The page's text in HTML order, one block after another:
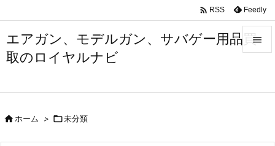
エアガン、モデルガン、サバゲー用品買
取のロイヤルナビ


前へ
 RSS Feedly
ホーム > 未分類